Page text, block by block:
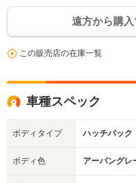
遠方から購
この販売店の在庫一覧
車種スペック
ボディタイプ ハッチバック
ボディ色 アーバングレ